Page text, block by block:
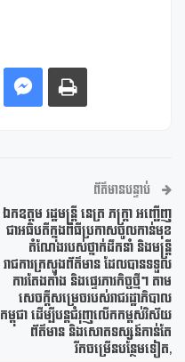
ព័ត៌មានបន្ទាប់
ឯកឧត្តម រដ្ឋមន្ត្រី នេត្រ ភក្ត្រា អញ្ជើញ
ជាអធិបតីក្នុងពិធីប្រកាសចូលកាន់មុខ
តំណែងរបស់ថ្នាក់ដឹកនាំ និងមន្ត្រី
រាជការក្រសួងព័ត៌មាន ដែលបានទទួល
ការតែងតាំង និងផ្ទេរភារកិច្ចថ្មីៗ តាម
សេចក្តីសម្រេចរបស់រាជរដ្ឋាភិបាល
កម្ពុជា ដើម្បីបន្តជំរុញលើកកម្ពស់វិស័យ
ព័ត៌មាន និងសោតទស្សន៍កាន់តែ
រីកចម្រើនបន្ថែមទៀត,